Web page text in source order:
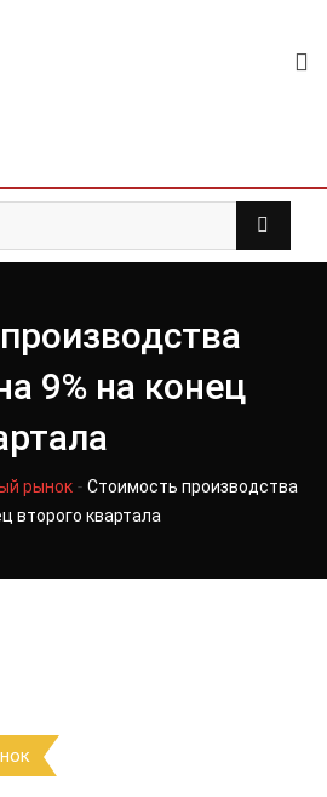
9% на конец
рынок - Стоимость производства
второго квартала